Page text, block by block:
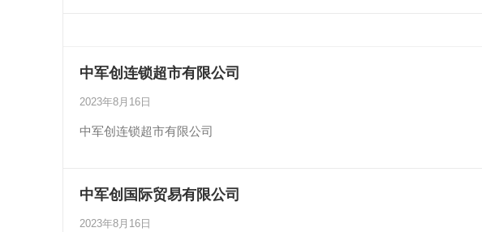
中军创连锁超市有限公司
2023年8月16日
中军创连锁超市有限公司
中军创国际贸易有限公司
2023年8月16日